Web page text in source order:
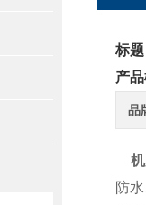
标
产
品
防